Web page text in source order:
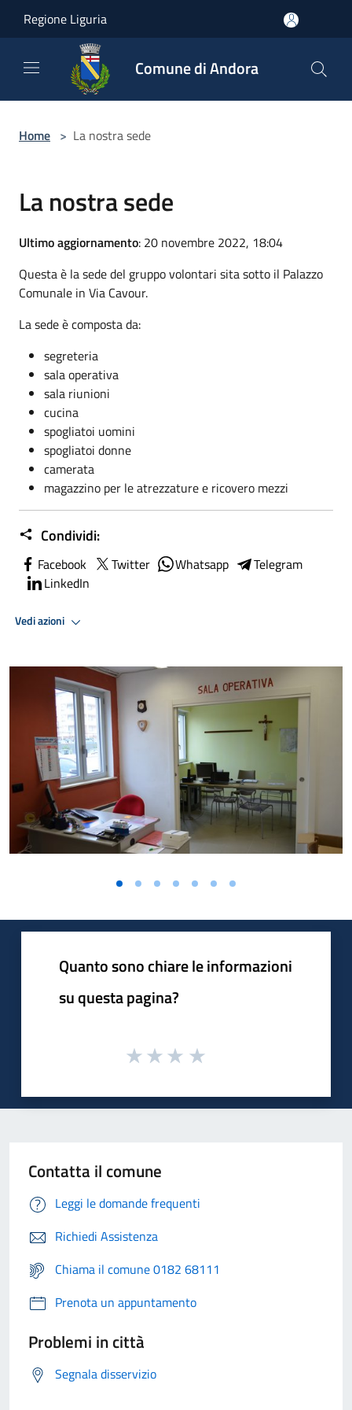
Regione Liguria
Comune di Andora
Home > La nostra sede
La nostra sede
Ultimo aggiornamento: 20 novembre 2022, 18:04
Questa è la sede del gruppo volontari sita sotto il Palazzo
Comunale in Via Cavour.
La sede è composta da:
segreteria
sala operativa
sala riunioni
cucina
spogliatoi uomini
spogliatoi donne
camerata
magazzino per le atrezzature e ricovero mezzi
Condividi:
Facebook Twitter Whatsapp
Telegram
LinkedIn
Vedi azioni
Quanto sono chiare le informazioni
su questa pagina?
Contatta il comune
Leggi le domande frequenti
Richiedi Assistenza
Chiama il comune 0182 68111
Prenota un appuntamento
Problemi in città
Segnala disservizio